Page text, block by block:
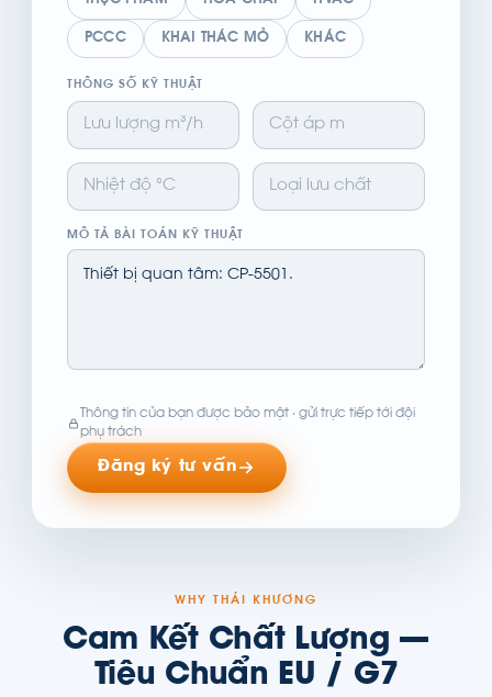
PCCC KHAI THÁC MỎ KHÁC
THÔNG SỐ KỸ THUẬT
MÔ TẢ BÀI TOÁN KỸ THUẬT
Thông tin của bạn được bảo mật · gửi trực tiếp tới đội
phụ trách
Đăng ký tư vấn
WHY THÁI KHƯƠNG
Cam Kết Chất Lượng —
Tiêu Chuẩn EU / G7